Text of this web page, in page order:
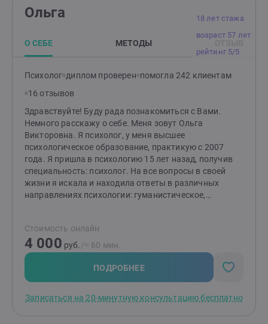
18 лет стажа
возраст 57 лет
рейтинг 5/5
Ольга
О СЕБЕ МЕТОДЫ
Психолог диплом проверен помогла 242 клиентам
16 отзывов
Здравствуйте! Буду рада познакомиться с Вами.
Немного расскажу о себе. Меня зовут Ольга
Викторовна. Я психолог, у меня высшее
психологическое образование, практикую с 2007
года. Я пришла в психологию 15 лет назад, получив
специальность: психолог. На все вопросы в своей
жизни я искала и находила ответы в различных
направлениях психологии: гуманистическое,
совершенствую свои навыки - осваиваю новые
методы и техники, прохожу дополнительное обучение,
заканчиваю курсы повышения квалификации. Весь
свой опыт и постоянно пополняющуюся базу знаний
в самых современных методах психологии, я
нерешаемых проблем и ситуаций! Все ответы уже
Стоимость онлайн
4 000 руб. /≈ 60 мин.
ПОДРОБНЕЕ
Записаться на 20-минутную консультацию бесплатно